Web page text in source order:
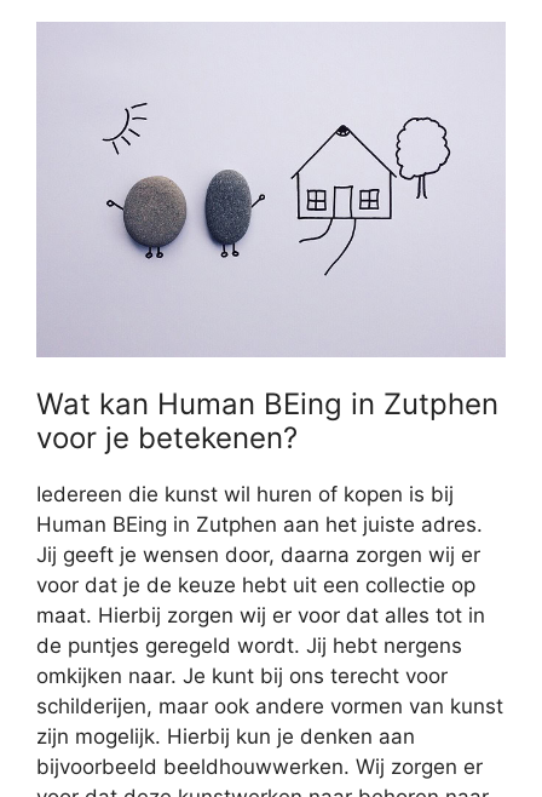
Wat kan Human BEing in Zutphen
voor je betekenen?
Iedereen die kunst wil huren of kopen is bij
Human BEing in Zutphen aan het juiste adres.
Jij geeft je wensen door, daarna zorgen wij er
voor dat je de keuze hebt uit een collectie op
maat. Hierbij zorgen wij er voor dat alles tot in
de puntjes geregeld wordt. Jij hebt nergens
omkijken naar. Je kunt bij ons terecht voor
schilderijen, maar ook andere vormen van kunst
zijn mogelijk. Hierbij kun je denken aan
bijvoorbeeld beeldhouwwerken. Wij zorgen er